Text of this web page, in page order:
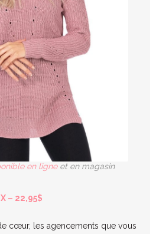
en ligneet en magasin
– 22,95$
cœur, les agencements que vous